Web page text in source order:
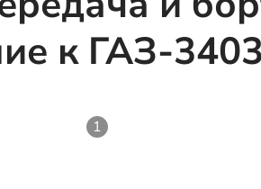
к ГАЗ-3403
1